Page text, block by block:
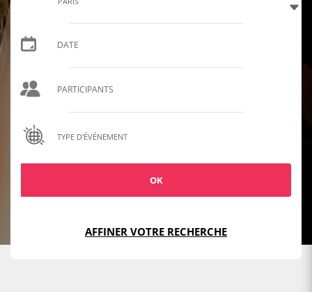
TYPE D'ÉVÉNEMENT
OK
AFFINER VOTRE RECHERCHE